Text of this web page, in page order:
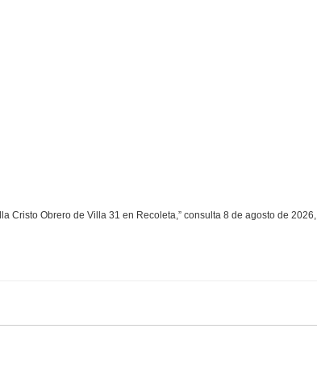
Cristo Obrero de Villa 31 en Recoleta,” consulta 8 de agosto de 2026,